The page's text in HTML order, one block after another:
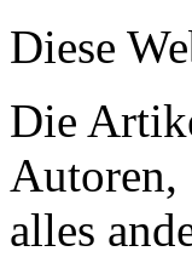
Diese
Die
Autoren,
alles